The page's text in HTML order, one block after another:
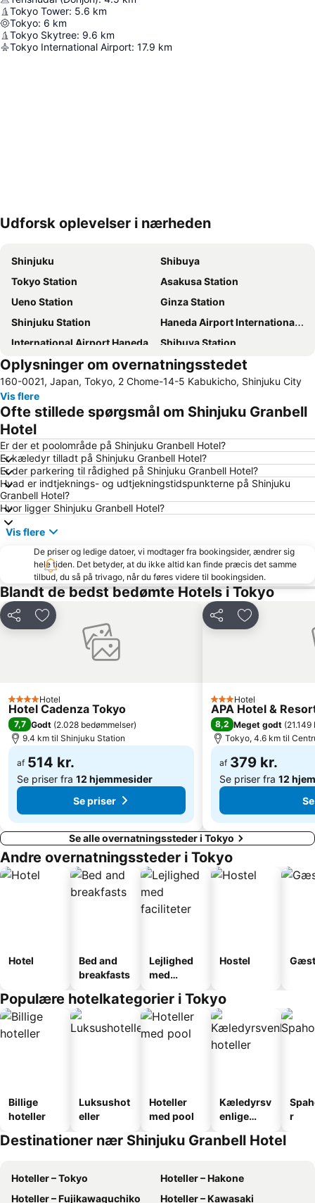
Tokyo Tower: 5.6 km
Tokyo: 6 km
Tokyo Skytree: 9.6 km
Tokyo International Airport: 17.9 km
Udvid kort
Udforsk oplevelser i nærheden
Shinjuku
Shibuya
Tokyo Station
Asakusa Station
Ueno Station
Ginza Station
Shinjuku Station
Haneda Airport International Terminal Station
International Airport Haneda
Shibuya Station
Akasaka Mitsuke Station
Akihabara Station
Ikebukuro Station
Akasaka Station-Tokyo
Ueno Metro Station
Nakameguro Station
Taito
Ebisu Station
Tokyo Disneyland
Shinjuku Metro Station
Tokyo Disney Resort
Minato
Shinagawa Station
Odaiba
Meguro
Sensoji Temple
Roppongi Station
Asakusa Metro Station
Shinagawa
Tokyo International Airport
Ginza Metro Station
Shimbashi Metro Station
Uneo
Tawaramachi Metro Station
Haneda Airport Terminal 2
Shibuya Metro Station
Akihabara Metro Station
Yoyogi Station
Hamamatsucho station
Hatchōbori Metro Station
Omotesando Station
Akasaka Metro Station
Oplysninger om overnatningsstedet
160-0021, Japan, Tokyo, 2 Chome-14-5 Kabukicho, Shinjuku City
Vis flere
Ofte stillede spørgsmål om Shinjuku Granbell
Hotel
Er der et poolområde på Shinjuku Granbell Hotel?
Er kæledyr tilladt på Shinjuku Granbell Hotel?
Er der parkering til rådighed på Shinjuku Granbell Hotel?
Hvad er indtjeknings- og udtjekningstidspunkterne på Shinjuku
Granbell Hotel?
Hvor ligger Shinjuku Granbell Hotel?
Vis flere
De priser og ledige datoer, vi modtager fra bookingsider, ændrer sig
hele tiden. Det betyder, at du ikke altid kan finde præcis det samme
tilbud, du så på trivago, når du føres videre til bookingsiden.
Blandt de bedst bedømte Hotels i Tokyo
Del Føj til favoritter
4 Stjerner
Hotel
Hotel Cadenza Tokyo
7,7 Godt (2.028 bedømmelser)
9.4 km til Shinjuku Station
af 514 kr.
Se priser fra 12 hjemmesider
Se priser
Del Føj til
3 Stjerner
Hotel
APA Hotel &
8,2 Meget godt (
Tokyo, 4.6 km til
af 379 kr.
Se priser fra 12
Se alle overnatningssteder i Tokyo
Andre overnatningssteder i Tokyo
Hotel
Bed and
breakfasts
Lejlighed
med
Hostel
Populære hotelkategorier i Tokyo
Billige
hoteller
Luksushot
eller
Hoteller
med pool
Kæledyrsv
enlige
r
Destinationer nær Shinjuku Granbell Hotel
Hoteller – Tokyo
Hoteller – Hakone
Hoteller – Fujikawaguchiko
Hoteller – Kawasaki